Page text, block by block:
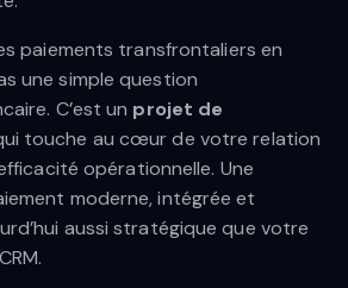
paiements transfrontaliers en
une simple question
C’est un projet de
touche au cœur de votre relation
opérationnelle. Une
moderne, intégrée et
aussi stratégique que votre